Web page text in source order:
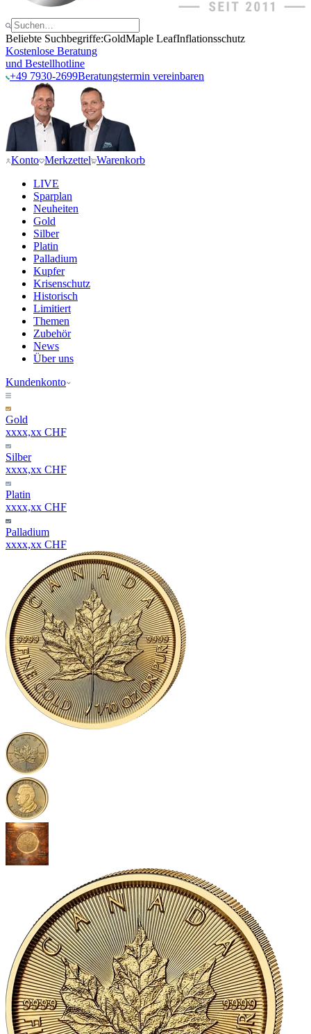
Beliebte Suchbegriffe:GoldMaple LeafInflationsschutz
Kostenlose Beratung
und Bestellhotline
+49 7930-2699Beratungstermin vereinbaren
Konto Merkzettel Warenkorb
LIVE
Sparplan
Neuheiten
Gold
Silber
Platin
Palladium
Kupfer
Krisenschutz
Historisch
Limitiert
Themen
Zubehör
News
Über uns
Kundenkonto
Gold
xxxx,xx CHF
Silber
xxxx,xx CHF
Platin
xxxx,xx CHF
Palladium
xxxx,xx CHF